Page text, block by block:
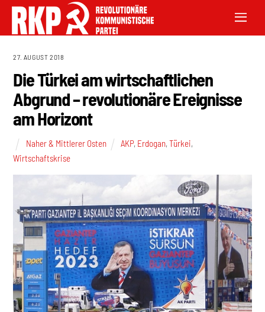
27. AUGUST 2018
Die Türkei am wirtschaftlichen
Abgrund – revolutionäre Ereignisse
am Horizont
Naher & Mittlerer Osten AKP, Erdogan,Türkei,
Wirtschaftskrise